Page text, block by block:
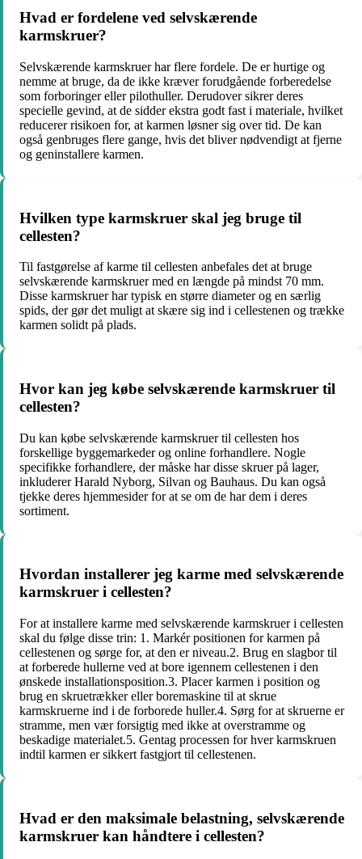
Hvad er fordelene ved selvskærende
karmskruer?
Selvskærende karmskruer har flere fordele. De er hurtige og
nemme at bruge, da de ikke kræver forudgående forberedelse
som forboringer eller pilothuller. Derudover sikrer deres
specielle gevind, at de sidder ekstra godt fast i materiale, hvilket
reducerer risikoen for, at karmen løsner sig over tid. De kan
også genbruges flere gange, hvis det bliver nødvendigt at fjerne
og geninstallere karmen.
Hvilken type karmskruer skal jeg bruge til
cellesten?
Til fastgørelse af karme til cellesten anbefales det at bruge
selvskærende karmskruer med en længde på mindst 70 mm.
Disse karmskruer har typisk en større diameter og en særlig
spids, der gør det muligt at skære sig ind i cellestenen og trække
karmen solidt på plads.
Hvor kan jeg købe selvskærende karmskruer til
cellesten?
Du kan købe selvskærende karmskruer til cellesten hos
forskellige byggemarkeder og online forhandlere. Nogle
specifikke forhandlere, der måske har disse skruer på lager,
inkluderer Harald Nyborg, Silvan og Bauhaus. Du kan også
tjekke deres hjemmesider for at se om de har dem i deres
sortiment.
Hvordan installerer jeg karme med selvskærende
karmskruer i cellesten?
For at installere karme med selvskærende karmskruer i cellesten
skal du følge disse trin: 1. Markér positionen for karmen på
cellestenen og sørge for, at den er niveau.2. Brug en slagbor til
at forberede hullerne ved at bore igennem cellestenen i den
ønskede installationsposition.3. Placer karmen i position og
brug en skruetrækker eller boremaskine til at skrue
karmskruerne ind i de forborede huller.4. Sørg for at skruerne er
stramme, men vær forsigtig med ikke at overstramme og
beskadige materialet.5. Gentag processen for hver karmskruen
indtil karmen er sikkert fastgjort til cellestenen.
Hvad er den maksimale belastning, selvskærende
karmskruer kan håndtere i cellesten?